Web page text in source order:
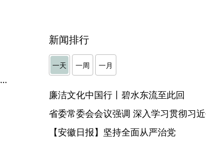
【中国纪检监察报】以推进作风建设常态化长效化营造风清气正发展环境
新闻排行
一天 一周 一月
廉洁文化中国行丨碧水东流至此回
【安徽日报】坚持全面从严治党